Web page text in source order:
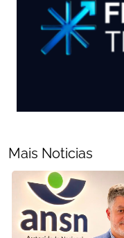
Mais Noticias